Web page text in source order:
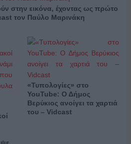
στην εικόνα, έχοντας ως πρώτο
τον Παύλο Μαρινάκη
«Τυπολογίες» στο
YouTube: Ο Δήμος
Βερύκιος ανοίγει τα χαρτιά
του – Vidcast